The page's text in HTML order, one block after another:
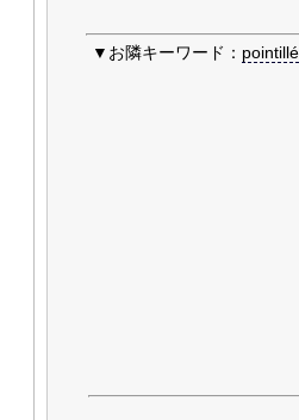
▼お隣キーワード： pointillé